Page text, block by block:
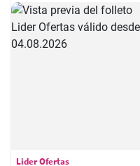
Lider Ofertas